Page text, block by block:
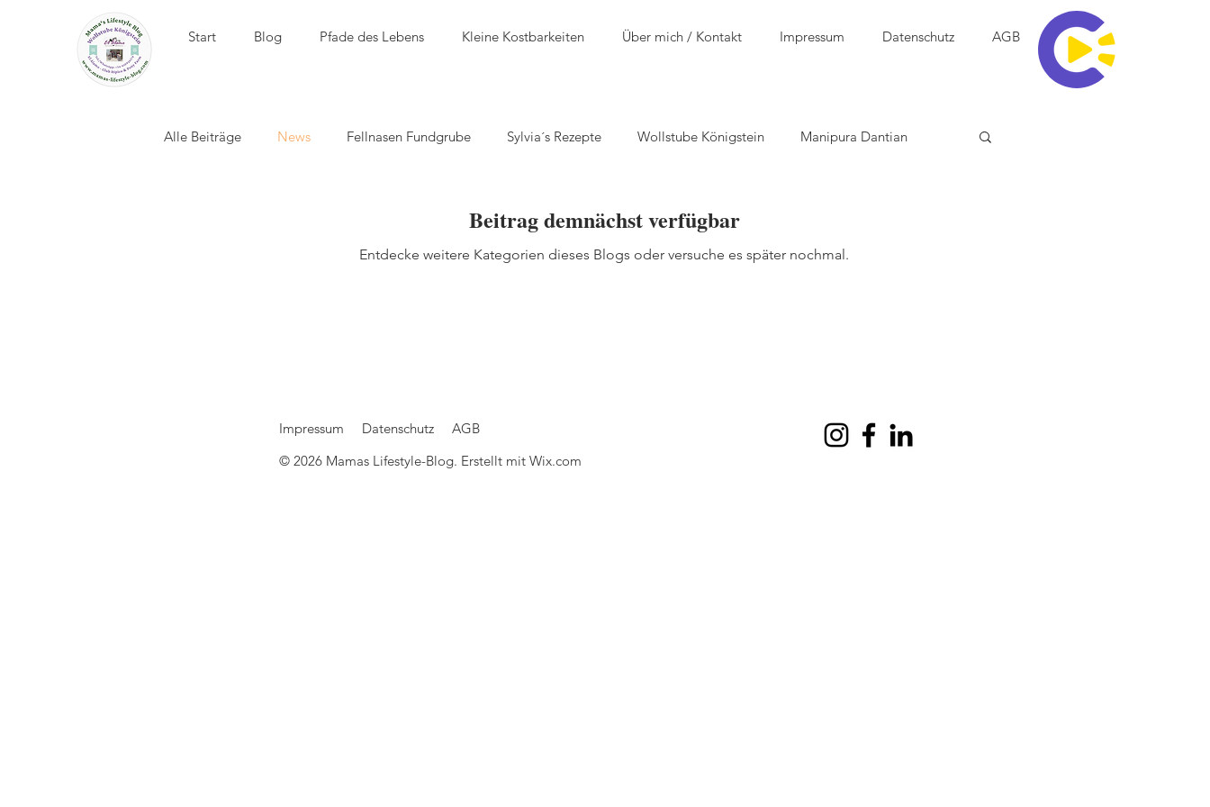
Start Blog Pfade des Lebens Kleine Kostbarkeiten Über mich / Kontakt Impressum Datenschutz AGB
Alle Beiträge News Fellnasen Fundgrube Sylvia´s Rezepte Wollstube Königstein Manipura Dantian
Beitrag demnächst verfügbar
Entdecke weitere Kategorien dieses Blogs oder versuche es später nochmal.
Impressum Datenschutz
AGB
© 2026 Mamas Lifestyle-Blog. Erstellt mit Wix.com